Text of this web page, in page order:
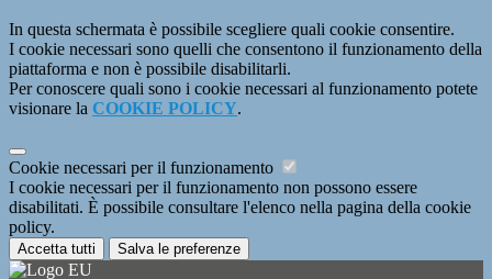
In questa schermata è possibile scegliere quali cookie consentire.
I cookie necessari sono quelli che consentono il funzionamento della
piattaforma e non è possibile disabilitarli.
Per conoscere quali sono i cookie necessari al funzionamento potete
visionare la COOKIE POLICY.
Cookie necessari per il funzionamento
I cookie necessari per il funzionamento non possono essere
disabilitati. È possibile consultare l'elenco nella pagina della cookie
policy.
Accetta tutti Salva le preferenze